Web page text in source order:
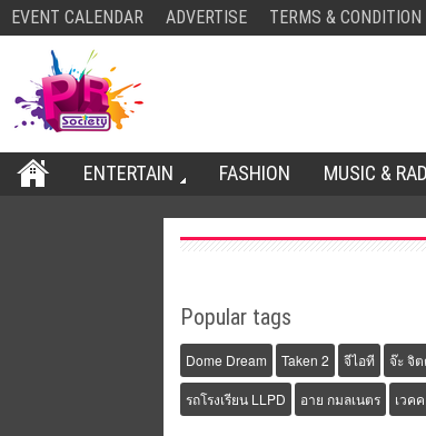
EVENT CALENDAR ADVERTISE TERMS & CONDITION
ENTERTAIN FASHION MUSIC &
Popular tags
Dome Dream Taken 2 จีไอที จ๊ะ จิ
รถโรงเรียน LLPD อาย กมลเนตร เวค